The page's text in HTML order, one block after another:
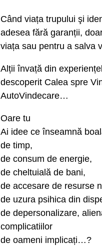
Când viața trupului şi
adesea fără garanții,
viața sau pentru a salva
Alții învață din
descoperit Calea spre
AutoVindecare…
Oare tu
Ai idee ce înseamnă
de timp,
de consum de energie,
de cheltuială de bani,
de accesare de resurse
de uzura psihica din
de depersonalizare,
complicatiilor
de oameni implicați…?